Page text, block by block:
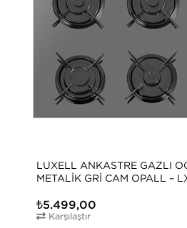
LUXELL ANKASTRE GAZLI
METALIK GRI CAM OPALL –
₺5.499,00
Karşılaştır